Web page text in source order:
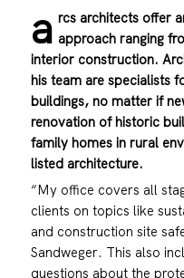
a rcs architects offer
approach ranging
interior construction.
his team are specialists
buildings, no matter if
renovation of historic
family homes in rural
listed architecture.
“My office covers all
clients on topics like
and construction site
Sandweger. This also
questions about the